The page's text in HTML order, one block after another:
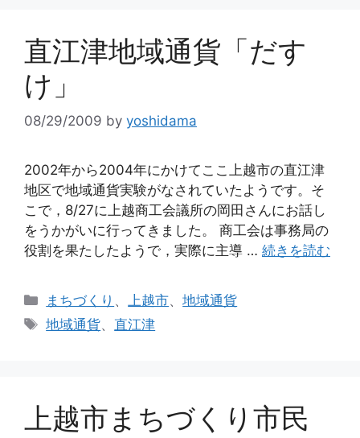
直江津地域通貨「だす
け」
08/29/2009 by yoshidama
2002年から2004年にかけてここ上越市の直江津
地区で地域通貨実験がなされていたようです。そ
こで，8/27に上越商工会議所の岡田さんにお話し
をうかがいに行ってきました。 商工会は事務局の
役割を果たしたようで，実際に主導 … 続きを読む
カ
テ
まちづくり 、 上越市、地域通貨
タ
地域通貨、 直江津
上越市まちづくり市民